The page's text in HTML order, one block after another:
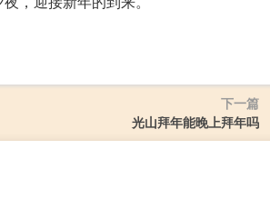
下一篇
光山拜年能晚上拜年吗